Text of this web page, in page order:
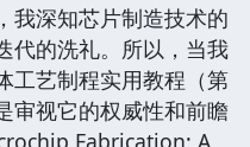
我深知芯片制造技术的
代的洗礼。所以，当我
工艺制程实用教程（第
审视它的权威性和前瞻
Fabrication: A